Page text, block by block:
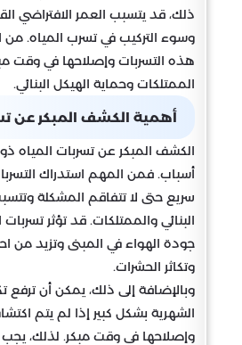
ذلك، قد يتسبب العمر الافتراضي
وسوء التركيب في تسرب المياه.
هذه التسربات وإصلاحها في وقت
الممتلكات وحماية الهيكل البنائي.
أهمية الكشف المبكر عن
الكشف المبكر عن تسربات المياه
أسباب. فمن المهم استدراك
سريع حتى لا تتفاقم المشكلة
البنائي والممتلكات. قد تؤثر
جودة الهواء في المبنى وتزيد من
وتكاثر الحشرات.
وبالإضافة إلى ذلك، يمكن أن ترفع
الشهرية بشكل كبير إذا لم يتم
وإصلاحها في وقت مبكر. لذلك، يجب